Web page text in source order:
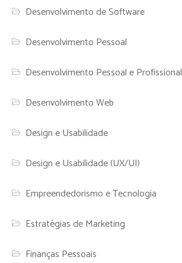
Desenvolvimento de Software
Desenvolvimento Pessoal
Desenvolvimento Pessoal e Profissional
Desenvolvimento Web
Design e Usabilidade
Design e Usabilidade (UX/UI)
Empreendedorismo e Tecnologia
Estratégias de Marketing
Finanças Pessoais